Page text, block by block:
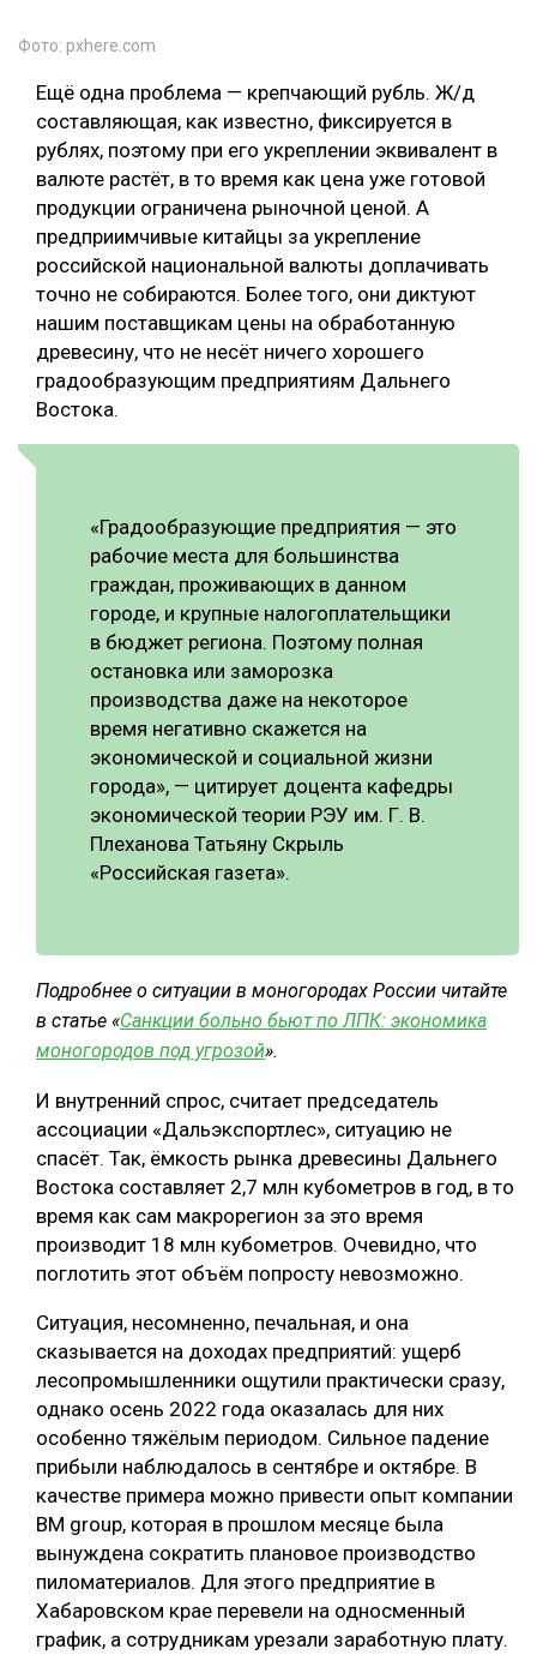
Фото: pxhere.com
Ещё одна проблема — крепчающий рубль. Ж/д
составляющая, как известно, фиксируется в
рублях, поэтому при его укреплении эквивалент в
валюте растёт, в то время как цена уже готовой
продукции ограничена рыночной ценой. А
предприимчивые китайцы за укрепление
российской национальной валюты доплачивать
точно не собираются. Более того, они диктуют
нашим поставщикам цены на обработанную
древесину, что не несёт ничего хорошего
градообразующим предприятиям Дальнего
Востока.
«Градообразующие предприятия — это
рабочие места для большинства
граждан, проживающих в данном
городе, и крупные налогоплательщики
в бюджет региона. Поэтому полная
остановка или заморозка
производства даже на некоторое
время негативно скажется на
экономической и социальной жизни
города», — цитирует доцента кафедры
экономической теории РЭУ им. Г. В.
Плеханова Татьяну Скрыль
«Российская газета».
Подробнее о ситуации в моногородах России читайте
в статье «Санкции больно бьют по ЛПК: экономика
моногородов под угрозой».
И внутренний спрос, считает председатель
ассоциации «Дальэкспортлес», ситуацию не
спасёт. Так, ёмкость рынка древесины Дальнего
Востока составляет 2,7 млн кубометров в год, в то
время как сам макрорегион за это время
производит 18 млн кубометров. Очевидно, что
поглотить этот объём попросту невозможно.
Ситуация, несомненно, печальная, и она
сказывается на доходах предприятий: ущерб
лесопромышленники ощутили практически сразу,
однако осень 2022 года оказалась для них
особенно тяжёлым периодом. Сильное падение
прибыли наблюдалось в сентябре и октябре. В
качестве примера можно привести опыт компании
BM group, которая в прошлом месяце была
вынуждена сократить плановое производство
пиломатериалов. Для этого предприятие в
Хабаровском крае перевели на односменный
график, а сотрудникам урезали заработную плату.